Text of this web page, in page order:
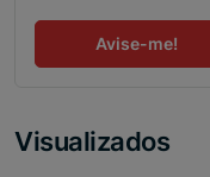
Avise-me!
Visualizados